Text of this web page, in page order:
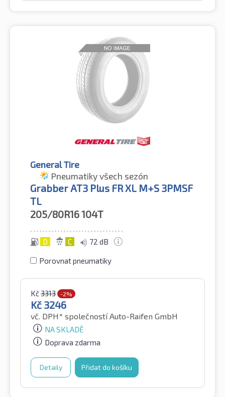
General Tire
Pneumatiky všech sezón
Grabber AT3 Plus FR XL M+S 3PMSF
TL
205/80R16104T
D C 72 dB
Porovnat pneumatiky
Kč3313 -2%
Kč 3246
vč. DPH* společností Auto-Raifen GmbH
NA SKLADĚ
Doprava zdarma
Detaily Přidat do košíku